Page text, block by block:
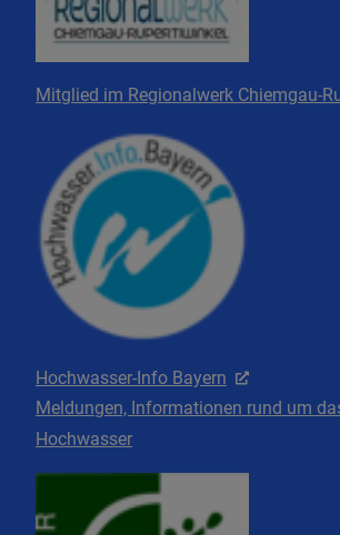
Mitglied im Regionalwerk Chiemgau-
Hochwasser-Info Bayern
Meldungen, Informationen rund um
Hochwasser